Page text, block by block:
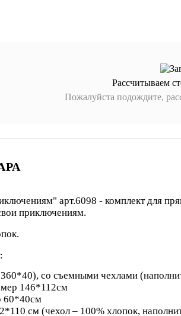
Рассчитываем
Пожалуйста подождите,
арт.6098 - комплект для
свои приключениям.
100% хлопок.
входят:
со съемными чехлами
146*112см
60*40см
см (чехол – 100% хлопок,